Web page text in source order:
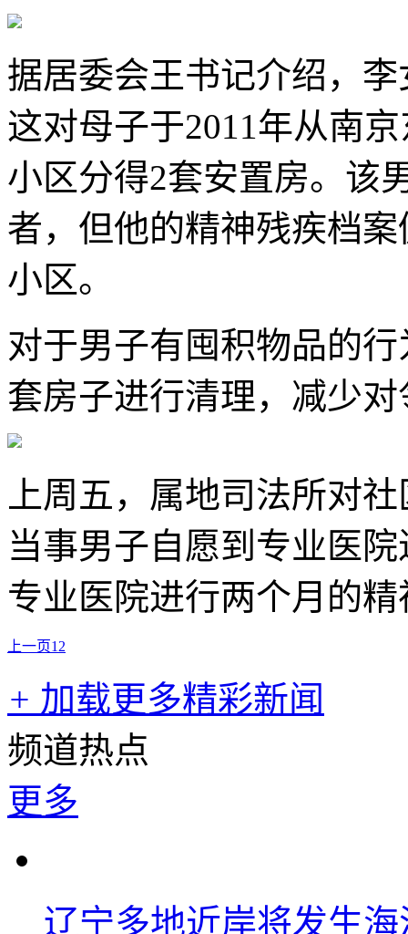
据居委会王书记介绍，
这对母子于2011年从南
小区分得2套安置房。该
者，但他的精神残疾档
小区。
对于男子有囤积物品的
套房子进行清理，减少
上周五，属地司法所对
当事男子自愿到专业医
专业医院进行两个月的
上一页1 2
+ 加载更多精彩新闻
频道热点
更多
辽宁多地近岸将发生